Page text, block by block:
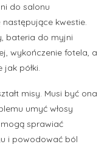
do salonu
kwestie.
bateria do myjni
wykończenie fotela, a
półki.
misy. Musi być ona
umyć włosy
sprawiać
i powodować ból